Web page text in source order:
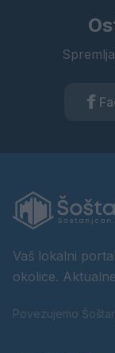
Vaš lokalni
okolice.
Povezujemo